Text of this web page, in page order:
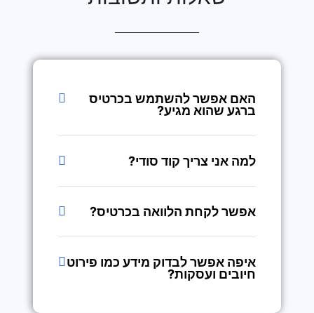
האם אפשר להשתמש בכרטיס
ברגע שהוא מגיע?
למה אני צריך קוד סודי?
אפשר לקחת הלוואה בכרטיס?
איפה אפשר לבדוק מידע כמו פירוט
חיובים ועסקות?